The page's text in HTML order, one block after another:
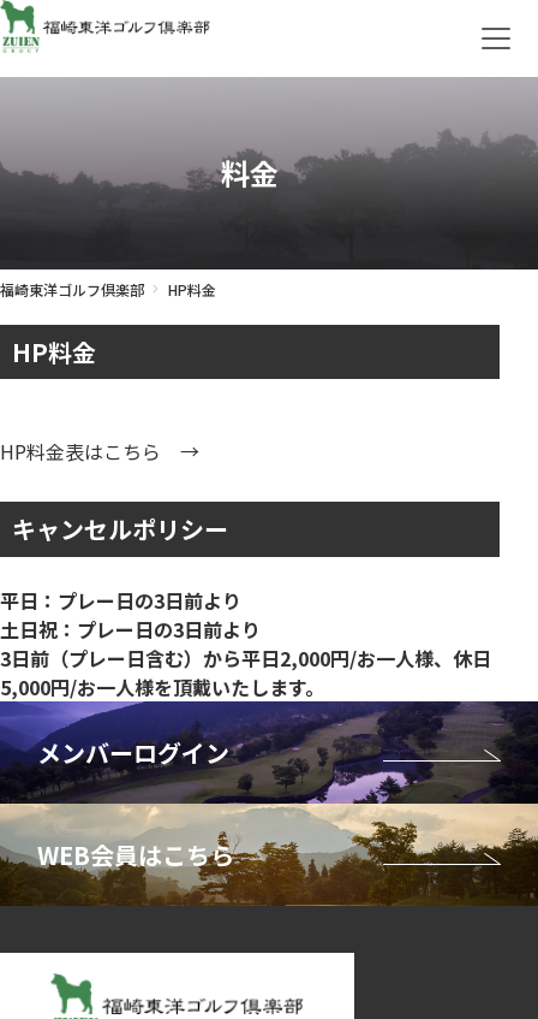
料金
福崎東洋ゴルフ倶楽部 HP料金
HP料金
HP料金表はこちら →
キャンセルポリシー
平日：プレー日の3日前より
土日祝：プレー日の3日前より
3日前（プレー日含む）から平日2,000円/お一人様、休日
5,000円/お一人様を頂戴いたします。